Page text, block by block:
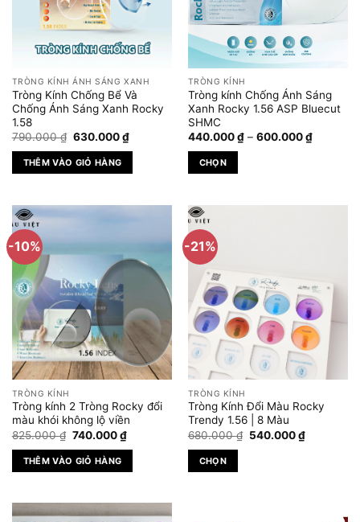
chọn
trên
trang
sản
phẩm
tùy
chọn
có
thể
được
chọn
trên
trang
sản
phẩm
TRÒNG KÍNH ÁNH SÁNG XANH
Tròng Kính Chống Bể Và
Chống Ánh Sáng Xanh Rocky
1.58
790.000₫ Giá
là:
790.000 ₫.
630.000₫Giá
hiện
630.000 ₫.
THÊM VÀO GIỎ HÀNG
TRÒNG KÍNH
Tròng kính Chống Ánh Sáng
Xanh Rocky 1.56 ASP Bluecut
SHMC
440.000₫ – 600.000₫Khoảng
giá:
CHỌN
này
có
nhiều
biến
thể.
Các
tùy
chọn
có
thể
được
chọn
trên
trang
sản
phẩm
-10%
TRÒNG KÍNH
Tròng kính 2 Tròng Rocky đổi
màu khói không lộ viền
825.000₫ Giá
là:
825.000 ₫.
740.000₫Giá
hiện
740.000 ₫.
THÊM VÀO GIỎ HÀNG
-21%
TRÒNG KÍNH
Tròng Kính Đổi Màu Rocky
Trendy 1.56 | 8 Màu
680.000₫ Giá
540.000₫Giá
hiện
CHỌN